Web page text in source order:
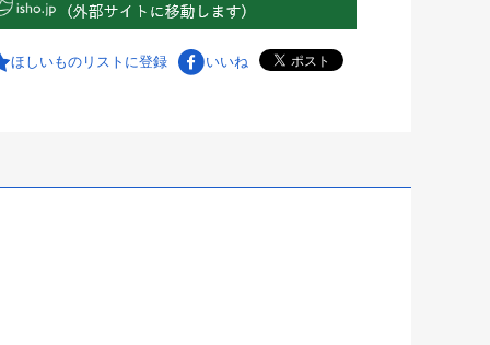
ほしいものリストに登録 いいね